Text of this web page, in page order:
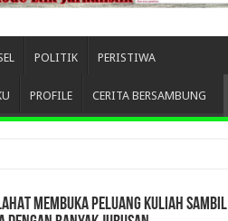
POLITIK PERISTIWA
PROFILE CERITA BERSAMBUNG
MEMBUKA PELUANG KULIAH SAMBIL